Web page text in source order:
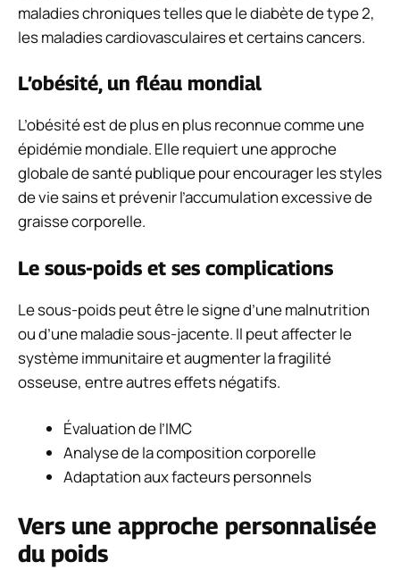
maladies chroniques telles que le diabète de type 2,
les maladies cardiovasculaires et certains cancers.
L’obésité, un fléau mondial
L’obésité est de plus en plus reconnue comme une
épidémie mondiale. Elle requiert une approche
globale de santé publique pour encourager les styles
de vie sains et prévenir l’accumulation excessive de
graisse corporelle.
Le sous-poids et ses complications
Le sous-poids peut être le signe d’une malnutrition
ou d’une maladie sous-jacente. Il peut affecter le
système immunitaire et augmenter la fragilité
osseuse, entre autres effets négatifs.
Évaluation de l’IMC
Analyse de la composition corporelle
Adaptation aux facteurs personnels
Vers une approche personnalisée
du poids